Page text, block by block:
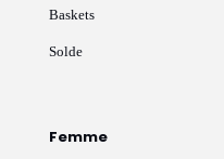
Baskets
Solde
Femme